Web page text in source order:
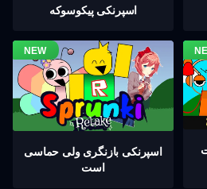
اسپرنکی پیکوسوکه
اسپرنکی بازنگری ولی حماسی
است